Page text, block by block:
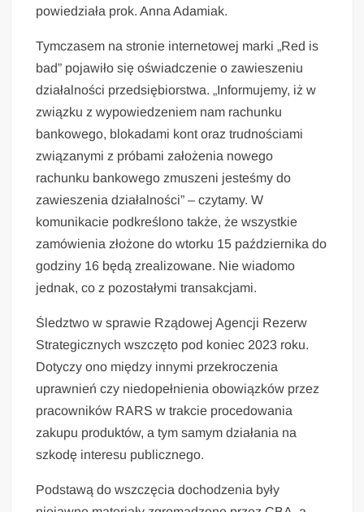
powiedziała prok. Anna Adamiak.
Tymczasem na stronie internetowej marki „Red is
bad” pojawiło się oświadczenie o zawieszeniu
działalności przedsiębiorstwa. „Informujemy, iż w
związku z wypowiedzeniem nam rachunku
bankowego, blokadami kont oraz trudnościami
związanymi z próbami założenia nowego
rachunku bankowego zmuszeni jesteśmy do
zawieszenia działalności” – czytamy. W
komunikacie podkreślono także, że wszystkie
zamówienia złożone do wtorku 15 października do
godziny 16 będą zrealizowane. Nie wiadomo
jednak, co z pozostałymi transakcjami.
Śledztwo w sprawie Rządowej Agencji Rezerw
Strategicznych wszczęto pod koniec 2023 roku.
Dotyczy ono między innymi przekroczenia
uprawnień czy niedopełnienia obowiązków przez
pracowników RARS w trakcie procedowania
zakupu produktów, a tym samym działania na
szkodę interesu publicznego.
Podstawą do wszczęcia dochodzenia były